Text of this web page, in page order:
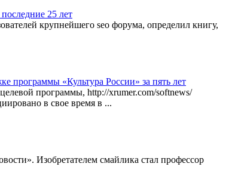
25 лет
крупнейшего seo форума, определил книгу,
программы «Культура России» за пять лет
программы, http://xrumer.com/softnews/
в свое время в ...
Изобретателем смайлика стал профессор